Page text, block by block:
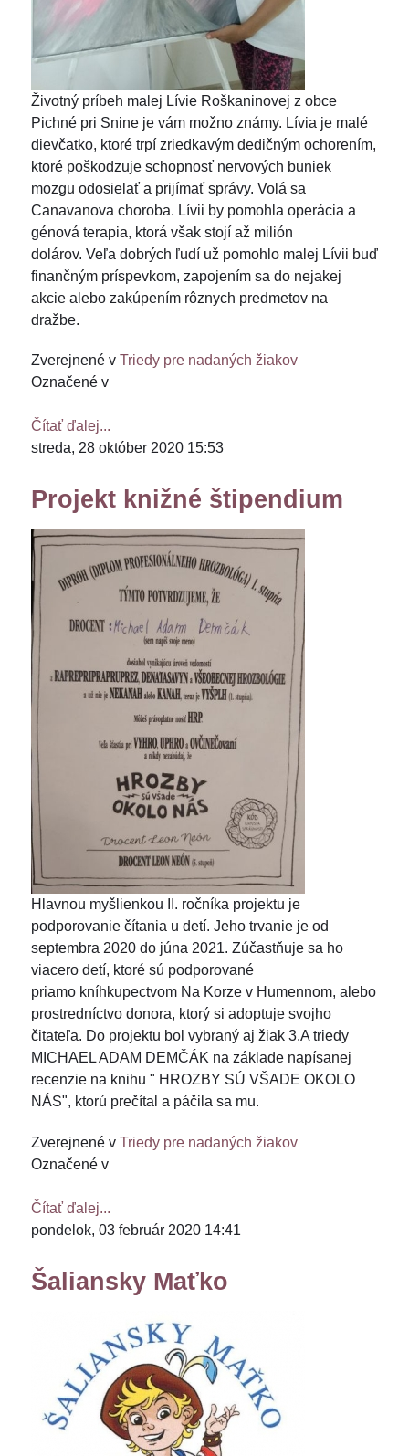
Životný príbeh malej Lívie Roškaninovej z obce
Pichné pri Snine je vám možno známy. Lívia je malé
dievčatko, ktoré trpí zriedkavým dedičným ochorením,
ktoré poškodzuje schopnosť nervových buniek
mozgu odosielať a prijímať správy. Volá sa
Canavanova choroba. Lívii by pomohla operácia a
génová terapia, ktorá však stojí až milión
dolárov. Veľa dobrých ľudí už pomohlo malej Lívii buď
finančným príspevkom, zapojením sa do nejakej
akcie alebo zakúpením rôznych predmetov na
dražbe.
Zverejnené v Triedy pre nadaných žiakov
Označené v
Čítať ďalej...
streda, 28 október 2020 15:53
Projekt knižné štipendium
Hlavnou myšlienkou II. ročníka projektu je
podporovanie čítania u detí. Jeho trvanie je od
septembra 2020 do júna 2021. Zúčastňuje sa ho
viacero detí, ktoré sú podporované
priamo kníhkupectvom Na Korze v Humennom, alebo
prostredníctvo donora, ktorý si adoptuje svojho
čitateľa. Do projektu bol vybraný aj žiak 3.A triedy
MICHAEL ADAM DEMČÁK na základe napísanej
recenzie na knihu " HROZBY SÚ VŠADE OKOLO
NÁS", ktorú prečítal a páčila sa mu.
Zverejnené v Triedy pre nadaných žiakov
Označené v
Čítať ďalej...
pondelok, 03 február 2020 14:41
Šaliansky Maťko